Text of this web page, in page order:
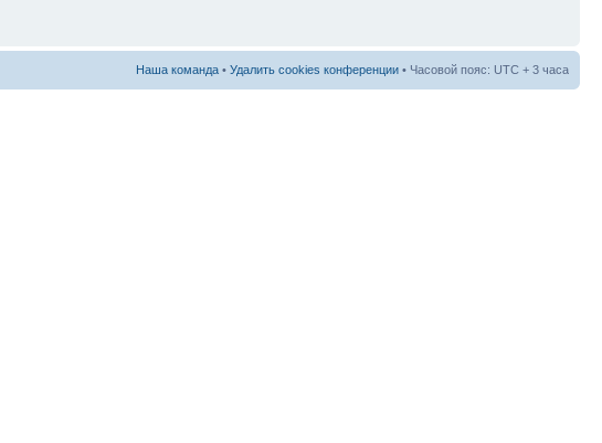
Наша команда • Удалить cookies конференции • Часовой пояс: UTC + 3 часа